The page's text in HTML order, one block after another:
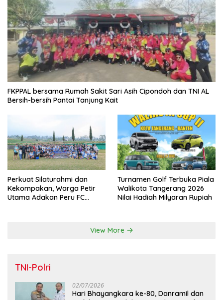
FKPPAL bersama Rumah Sakit Sari Asih Cipondoh dan TNI AL
Bersih-bersih Pantai Tanjung Kait
Perkuat Silaturahmi dan
Kekompakan, Warga Petir
Utama Adakan Peru FC
Turnamen Golf Terbuka Piala
Walikota Tangerang 2026
Nilai Hadiah Milyaran Rupiah
View More
TNI-Polri
02/07/2026
Hari Bhayangkara ke-80, Danramil dan